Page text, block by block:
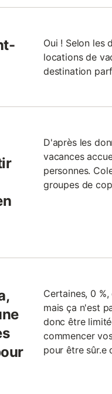
Oui ! Selon les
locations de
destination
D'après les
vacances
personnes.
groupes de
Certaines, 0
mais ça n'est
donc être
commencer
pour être sûr.e